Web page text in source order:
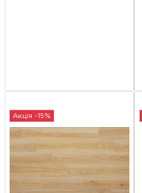
Акція -15%